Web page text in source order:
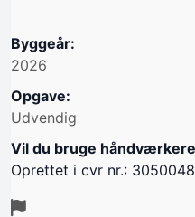
Byggeår:
2026
Opgave:
Udvendig
Vil du bruge
Oprettet i cvr nr.: